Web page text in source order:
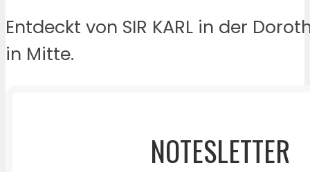
Entdeckt von SIR KARL in der
in Mitte.
NOTESLETTER